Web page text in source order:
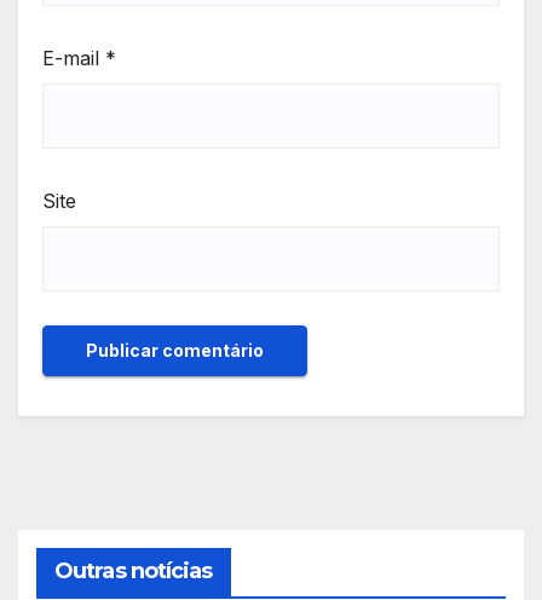
E-mail *
Site
Outras notícias